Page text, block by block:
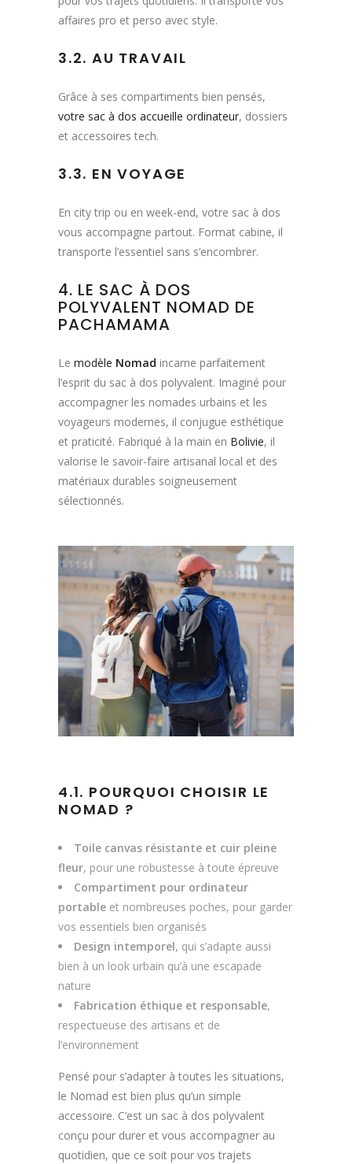
affaires pro et perso avec style.
3.2. AU TRAVAIL
Grâce à ses compartiments bien pensés,
votre sac à dos accueille ordinateur, dossiers
et accessoires tech.
3.3. EN VOYAGE
En city trip ou en week-end, votre sac à dos
vous accompagne partout. Format cabine, il
transporte l’essentiel sans s’encombrer.
4. LE SAC À DOS
POLYVALENT NOMAD DE
PACHAMAMA
Le modèle Nomad incarne parfaitement
l’esprit du sac à dos polyvalent. Imaginé pour
accompagner les nomades urbains et les
voyageurs modernes, il conjugue esthétique
et praticité. Fabriqué à la main en Bolivie, il
valorise le savoir-faire artisanal local et des
matériaux durables soigneusement
sélectionnés.
4.1. POURQUOI CHOISIR LE
NOMAD ?
Toile canvas résistante et cuir pleine
fleur, pour une robustesse à toute épreuve
Compartiment pour ordinateur
portable et nombreuses poches, pour garder
vos essentiels bien organisés
Design intemporel, qui s’adapte aussi
bien à un look urbain qu’à une escapade
nature
Fabrication éthique et responsable,
respectueuse des artisans et de
l’environnement
Pensé pour s’adapter à toutes les situations,
le Nomad est bien plus qu’un simple
accessoire. C’est un sac à dos polyvalent
conçu pour durer et vous accompagner au
quotidien, que ce soit pour vos trajets